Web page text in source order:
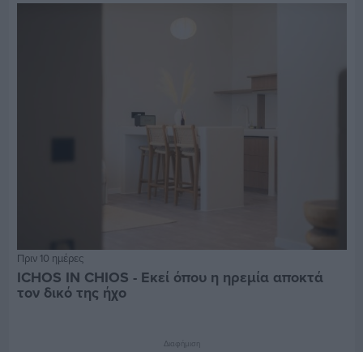
Πριν 10 ημέρες
ICHOS IN CHIOS - Εκεί όπου η ηρεμία αποκτά
τον δικό της ήχο
Διαφήμιση